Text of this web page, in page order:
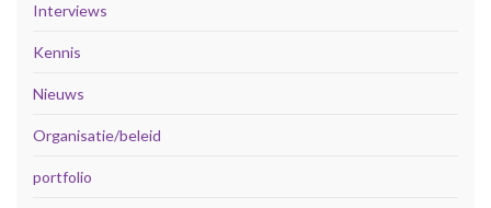
Interviews
Kennis
Nieuws
Organisatie/beleid
portfolio